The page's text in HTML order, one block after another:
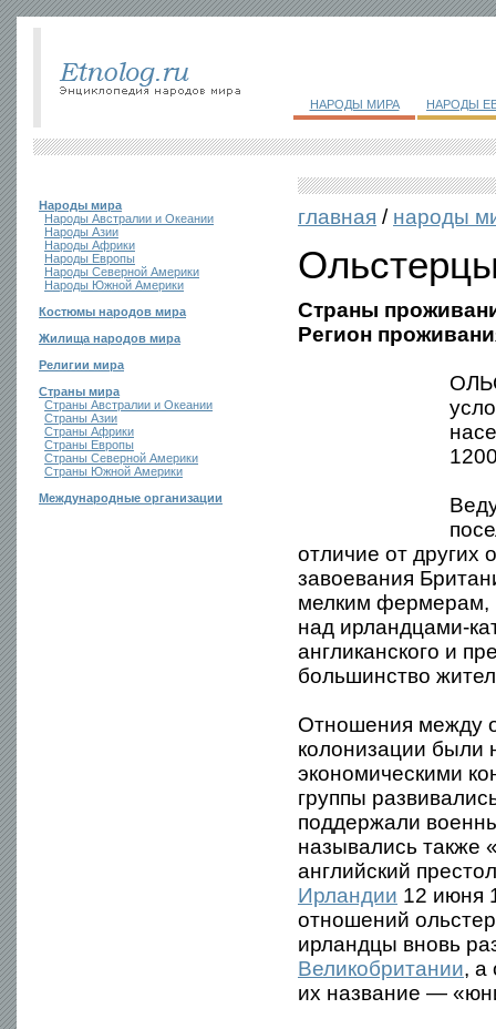
НАРОДЫ МИРА НАРОДЫ
Народы мира
Народы Австралии и Океании
Народы Азии
Народы Африки
Народы Европы
Народы Северной Америки
Народы Южной Америки
Костюмы народов мира
Жилища народов мира
Религии мира
Страны мира
Страны Австралии и Океании
Страны Азии
Страны Африки
Страны Европы
Страны Северной Америки
Страны Южной Америки
Международные организации
главная / народы
Страны
Регион
отличие от других
завоевания
мелким фермерам,
над ирландцами-
англиканского и
большинство
Отношения между
колонизации были
экономическими
группы
поддержали
назывались также
английский
Ирландии 12 июня
отношений
ирландцы вновь
Великобритании, а
их название —